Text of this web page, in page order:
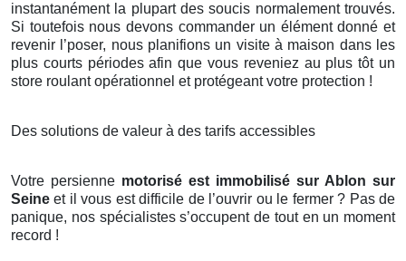
instantanément la plupart des soucis normalement trouvés.
Si toutefois nous devons commander un élément donné et
revenir l’poser, nous planifions un visite à maison dans les
plus courts périodes afin que vous reveniez au plus tôt un
store roulant opérationnel et protégeant votre protection !
Des solutions de valeur à des tarifs accessibles
Votre persienne motorisé est immobilisé sur Ablon sur
Seine et il vous est difficile de l’ouvrir ou le fermer ? Pas de
panique, nos spécialistes s’occupent de tout en un moment
record !